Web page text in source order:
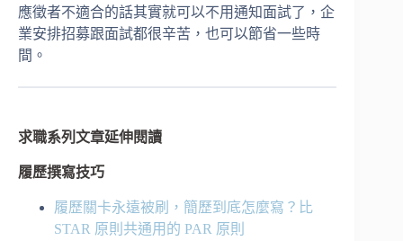
應徵者不適合的話其實就可以不用通知面試了，企
業安排招募跟面試都很辛苦，也可以節省一些時
間。
求職系列文章延伸閱讀
履歷撰寫技巧
履歷關卡永遠被刷，簡歷到底怎麼寫？比
STAR 原則共通用的 PAR 原則